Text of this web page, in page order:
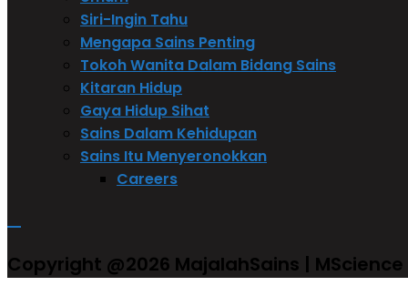
Siri-Ingin Tahu
Mengapa Sains Penting
Tokoh Wanita Dalam Bidang Sains
Kitaran Hidup
Gaya Hidup Sihat
Sains Dalam Kehidupan
Sains Itu Menyeronokkan
Careers
Copyright @2026 MajalahSains |